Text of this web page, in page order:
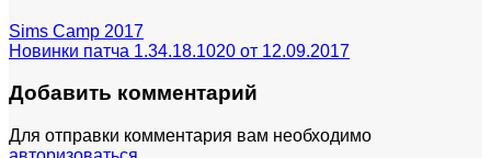
Sims Camp 2017
Новинки патча 1.34.18.1020 от 12.09.2017
Добавить комментарий
Для отправки комментария вам необходимо